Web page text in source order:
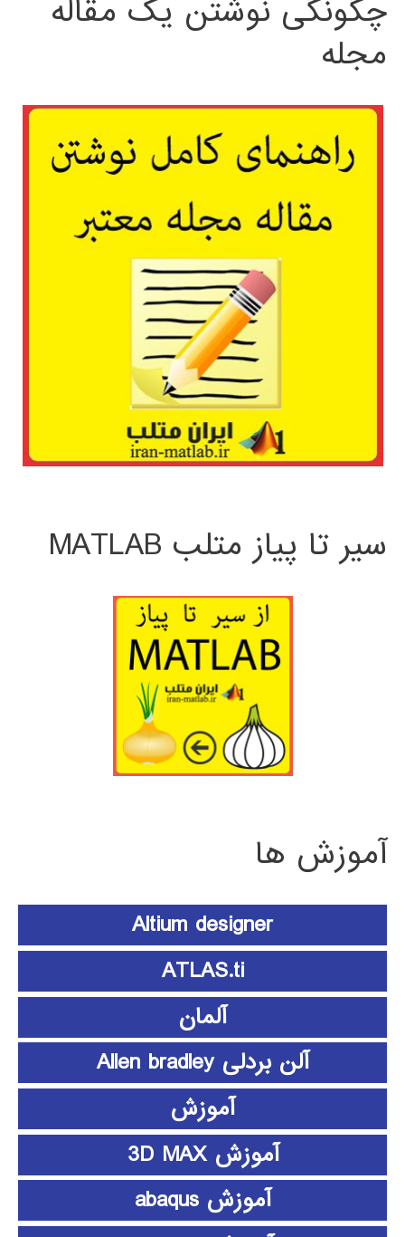
چگونگی نوشتن یک مقاله
مجله
سیر تا پیاز متلب MATLAB
آموزش ها
Altium designer
ATLAS.ti
آلمان
آلن بردلی Allen bradley
آموزش
آموزش 3D MAX
آموزش abaqus